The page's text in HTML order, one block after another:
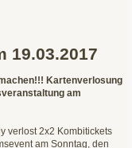
19.03.2017
Kartenverlosung
am
verlost 2x2 Kombitickets
am Sonntag, den